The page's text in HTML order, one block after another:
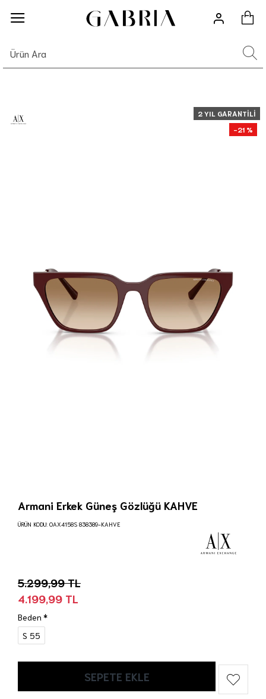
2 YIL GARANTILI
-21 %
Armani Erkek Güneş Gözlüğü KAHVE
4.199,99 TL
5.299,99 TL
ÜRÜN KODU: 0AX4158S 838389-KAHVE
Beden
S 55
SEPETE EKLE